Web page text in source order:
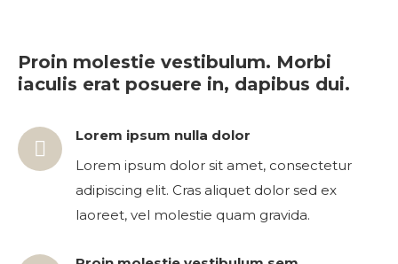
Proin molestie vestibulum. Morbi
iaculis erat posuere in, dapibus dui.
Lorem ipsum nulla dolor
Lorem ipsum dolor sit amet, consectetur
adipiscing elit. Cras aliquet dolor sed ex
laoreet, vel molestie quam gravida.